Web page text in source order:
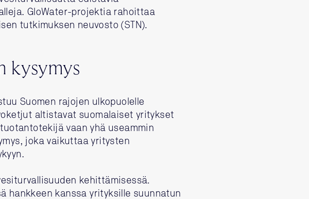
GloWater-projektia rahoittaa
tutkimuksen neuvosto (STN).
kysymys
Suomen rajojen ulkopuolelle
altistavat suomalaiset yritykset
vaan yhä useammin
joka vaikuttaa yritysten
kehittämisessä.
hankkeen kanssa yrityksille suunnatun